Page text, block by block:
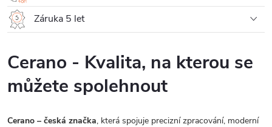
Záruka 5 let
Cerano - Kvalita, na kterou se
můžete spolehnout
Cerano – česká značka, která spojuje precizní zpracování, moderní